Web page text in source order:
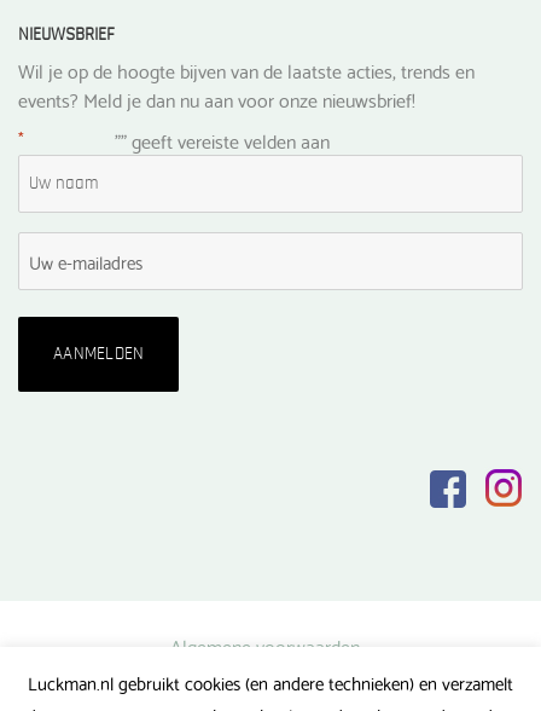
NIEUWSBRIEF
Wil je op de hoogte bijven van de laatste acties, trends en
events? Meld je dan nu aan voor onze nieuwsbrief!
"
* " geeft vereiste velden aan
Algemene voorwaarden
Privacy verklaring
Luckman.nl gebruikt cookies (en andere technieken) en verzamelt